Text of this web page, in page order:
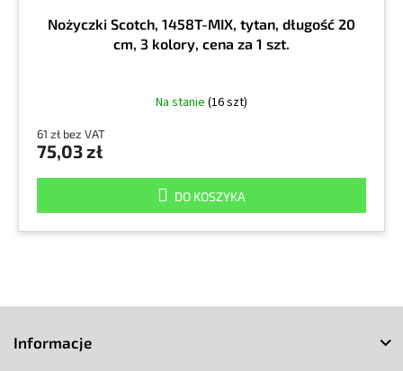
Nożyczki Scotch, 1458T-MIX, tytan, długość 20
cm, 3 kolory, cena za 1 szt.
Na stanie (16 szt)
61 zł bez VAT
75,03 zł
DO KOSZYKA
Informacje